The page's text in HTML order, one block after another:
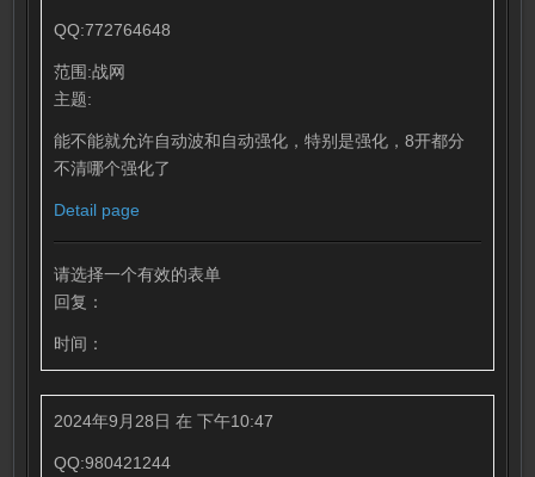
QQ:772764648
范围:战网
主题:
能不能就允许自动波和自动强化，特别是强化，8开都分
不清哪个强化了
Detail page
请选择一个有效的表单
回复：
时间：
2024年9月28日 在 下午10:47
QQ:980421244